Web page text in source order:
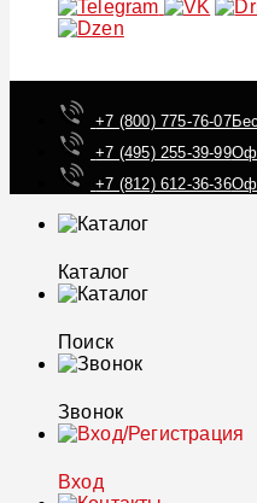
+7 (800) 775-76-07
+7 (495) 255-39-99
+7 (812) 612-36-36
Каталог
Поиск
Звонок
Вход